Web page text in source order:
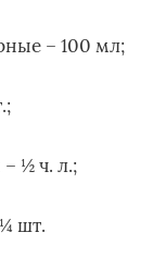
– 100 мл;
½ ч. л.;
шт.